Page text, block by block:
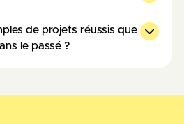
de projets réussis que
le passé ?